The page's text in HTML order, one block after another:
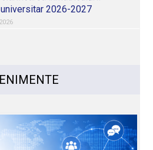
2026-2027